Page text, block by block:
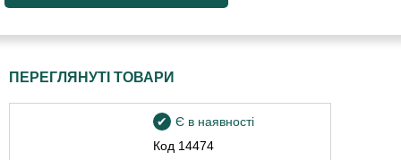
ПЕРЕГЛЯНУТІ ТОВАРИ
Код 14474
Є в наявності